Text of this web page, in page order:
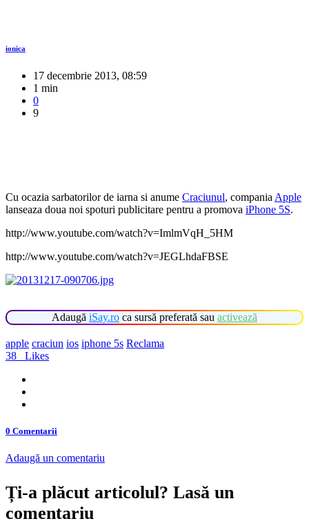
ionica
17 decembrie 2013, 08:59
1 min
0
9
Cu ocazia sarbatorilor de iarna si anume Craciunul, compania Apple
lanseaza doua noi spoturi publicitare pentru a promova iPhone 5S.
http://www.youtube.com/watch?v=ImlmVqH_5HM
http://www.youtube.com/watch?v=JEGLhdaFBSE
Adaugă iSay.ro ca sursă preferată sau activează
apple craciun ios iphone 5s Reclama
38
Likes
0 Comentarii
Adaugă un comentariu
Ți-a plăcut articolul? Lasă un
comentariu